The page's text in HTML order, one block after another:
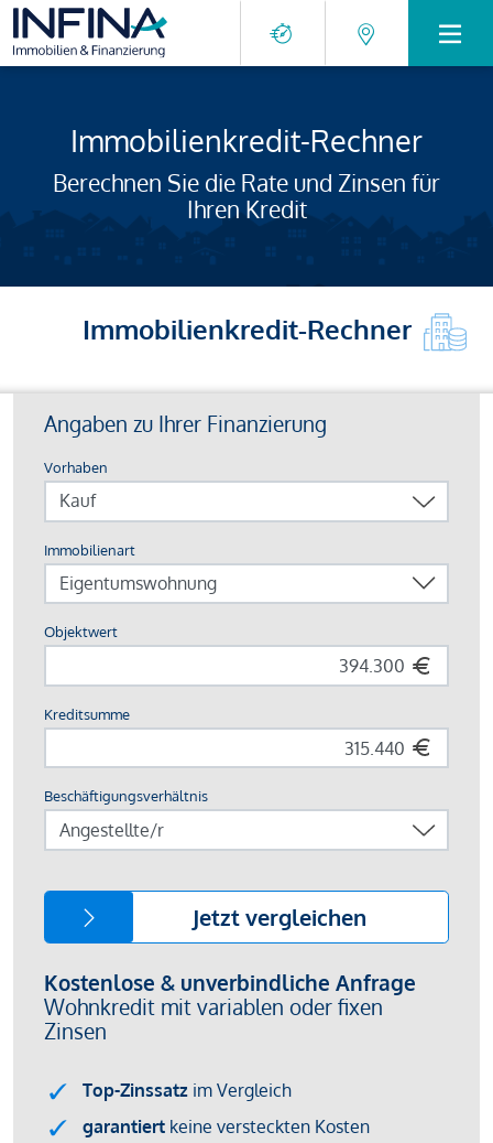
Immobilienkredit-Rechner
Berechnen Sie die Rate und Zinsen für
Ihren Kredit
Immobilienkredit-Rechner